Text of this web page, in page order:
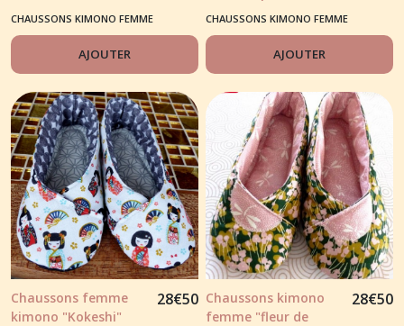
fonds bleu, rouge,
jaune, saumoné
CHAUSSONS KIMONO FEMME
AJOUTER
fleurs" fond noir
CHAUSSONS KIMONO FEMME
AJOUTER
Chaussons femme
kimono "Kokeshi"
28€50 Chaussons kimono
femme "fleur de
28€50